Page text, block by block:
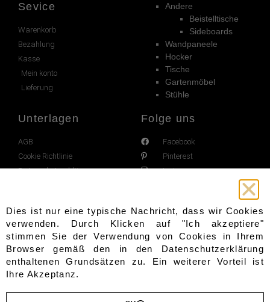
Sevice
Warenkorb
Bezahlung
Kasse
Mein konto
Lieferung
Andere
Beistelltische
Sideboards
Wandpaneele
Hocker
Tische
Gartenmöbel
Stühle
Unterlagen
AGB
Cookie Richtlinie
Datenschutzerklärung
Folge uns
Facebook
Pinterest
Instagram
Copyright 2021 - 2022 © All rights Reserved.
Dies ist nur eine typische Nachricht, dass wir Cookies
verwenden. Durch Klicken auf "Ich akzeptiere"
stimmen Sie der Verwendung von Cookies in Ihrem
Browser gemäß den in den Datenschutzerklärung
enthaltenen Grundsätzen zu. Ein weiterer Vorteil ist
Ihre Akzeptanz.